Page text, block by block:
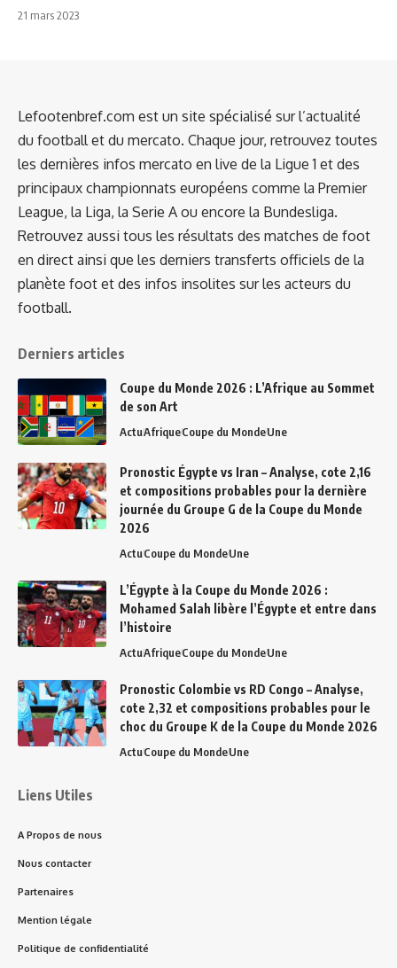
21 mars 2023
Lefootenbref.com est un site spécialisé sur l’actualité
du football et du mercato. Chaque jour, retrouvez toutes
les dernières infos mercato en live de la Ligue 1 et des
principaux championnats européens comme la Premier
League, la Liga, la Serie A ou encore la Bundesliga.
Retrouvez aussi tous les résultats des matches de foot
en direct ainsi que les derniers transferts officiels de la
planète foot et des infos insolites sur les acteurs du
football.
Derniers articles
Coupe du Monde 2026 : L’Afrique au Sommet
de son Art
ActuAfriqueCoupe du MondeUne
Pronostic Égypte vs Iran – Analyse, cote 2,16
et compositions probables pour la dernière
journée du Groupe G de la Coupe du Monde
2026
ActuCoupe du MondeUne
L’Égypte à la Coupe du Monde 2026 :
Mohamed Salah libère l’Égypte et entre dans
l’histoire
ActuAfriqueCoupe du MondeUne
Pronostic Colombie vs RD Congo – Analyse,
cote 2,32 et compositions probables pour le
choc du Groupe K de la Coupe du Monde 2026
ActuCoupe du MondeUne
Liens Utiles
A Propos de nous
Nous contacter
Partenaires
Mention légale
Politique de confidentialité